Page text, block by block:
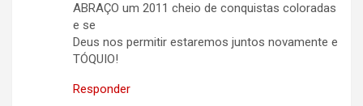
ABRAÇO um 2011 cheio de conquistas coloradas
e se
Deus nos permitir estaremos juntos novamente e
TÓQUIO!
Responder